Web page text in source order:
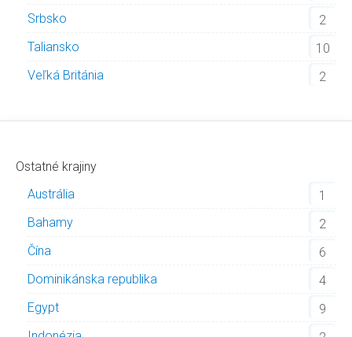
Srbsko
2
Taliansko
10
Veľká Británia
2
Ostatné krajiny
Austrália
1
Bahamy
2
Čína
6
Dominikánska republika
4
Egypt
9